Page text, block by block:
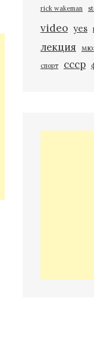
rick wakeman
video yes
лекция
спорт ссср